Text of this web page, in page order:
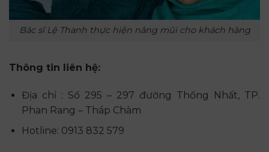
Bác sĩ Lệ Thanh thực hiện nâng mũi cho khách hàng
Thông tin liên hệ:
Địa chỉ : Số 295 – 297 đường Thống Nhất, TP.
Phan Rang – Tháp Chàm
Hotline: 0913 832 579